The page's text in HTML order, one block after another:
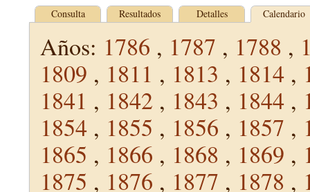
Consulta Resultados Detalles Calendario
Años: 1786 , 1787 , 1788 ,
1809 , 1811 , 1813 , 1814 ,
1841 , 1842 , 1843 , 1844 ,
1854 , 1855 , 1856 , 1857 ,
1865 , 1866 , 1868 , 1869 ,
1875 , 1876 , 1877 , 1878 ,